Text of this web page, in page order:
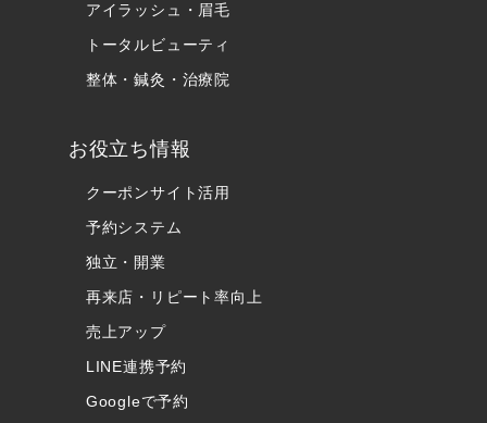
アイラッシュ・眉毛
トータルビューティ
整体・鍼灸・治療院
お役立ち情報
クーポンサイト活用
予約システム
独立・開業
再来店・リピート率向上
売上アップ
LINE連携予約
Googleで予約